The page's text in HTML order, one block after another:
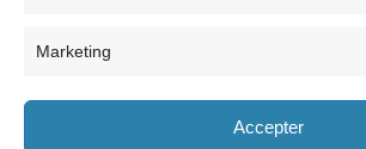
Marketing
Accepter
Horaires
le lundi 8h30-12h et 13h30-17h30,
le vendredi